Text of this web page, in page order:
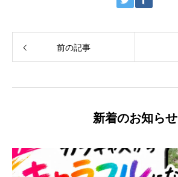
前の記事
新着のお知らせ